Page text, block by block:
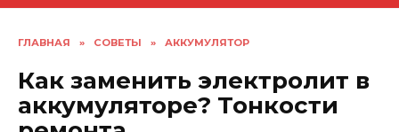
ГЛАВНАЯ » СОВЕТЫ » АККУМУЛЯТОР
Как заменить электролит в
аккумуляторе? Тонкости